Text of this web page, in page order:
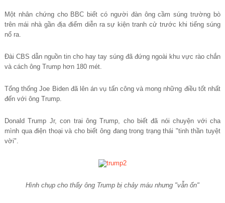
Một nhân chứng cho BBC biết có người đàn ông cầm súng trường bò
trên mái nhà gần địa điểm diễn ra sự kiện tranh cử trước khi tiếng súng
nổ ra.
Đài CBS dẫn nguồn tin cho hay tay súng đã đứng ngoài khu vực rào chắn
và cách ông Trump hơn 180 mét.
Tổng thống Joe Biden đã lên án vụ tấn công và mong những điều tốt nhất
đến với ông Trump.
Donald Trump Jr, con trai ông Trump, cho biết đã nói chuyện với cha
mình qua điện thoại và cho biết ông đang trong trạng thái "tinh thần tuyệt
vời".
Hình chụp cho thấy ông Trump bị chảy máu nhưng "vẫn ổn"